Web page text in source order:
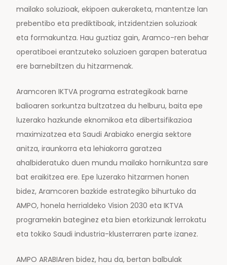
mailako soluzioak, ekipoen aukeraketa, mantentze lan
prebentibo eta prediktiboak, intzidentzien soluzioak
eta formakuntza. Hau guztiaz gain, Aramco-ren behar
operatiboei erantzuteko soluzioen garapen bateratua
ere barnebiltzen du hitzarmenak.
Aramcoren IKTVA programa estrategikoak barne
balioaren sorkuntza bultzatzea du helburu, baita epe
luzerako hazkunde eknomikoa eta dibertsifikazioa
maximizatzea eta Saudi Arabiako energia sektore
anitza, iraunkorra eta lehiakorra garatzea
ahalbideratuko duen mundu mailako hornikuntza sare
bat eraikitzea ere. Epe luzerako hitzarmen honen
bidez, Aramcoren bazkide estrategiko bihurtuko da
AMPO, honela herrialdeko Vision 2030 eta IKTVA
programekin bateginez eta bien etorkizunak lerrokatu
eta tokiko Saudi industria-klusterraren parte izanez.
AMPO ARABIAren bidez, hau da, bertan balbulak